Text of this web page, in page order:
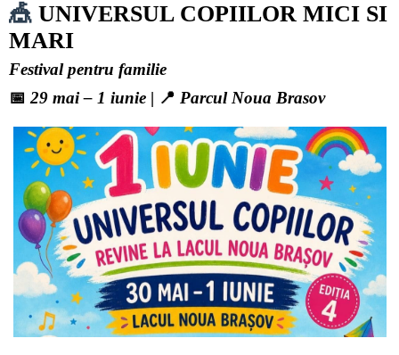
🎪 UNIVERSUL COPIILOR MICI SI
MARI
Festival pentru familie
📅29 mai – 1 iunie | 📍 Parcul Noua Brasov